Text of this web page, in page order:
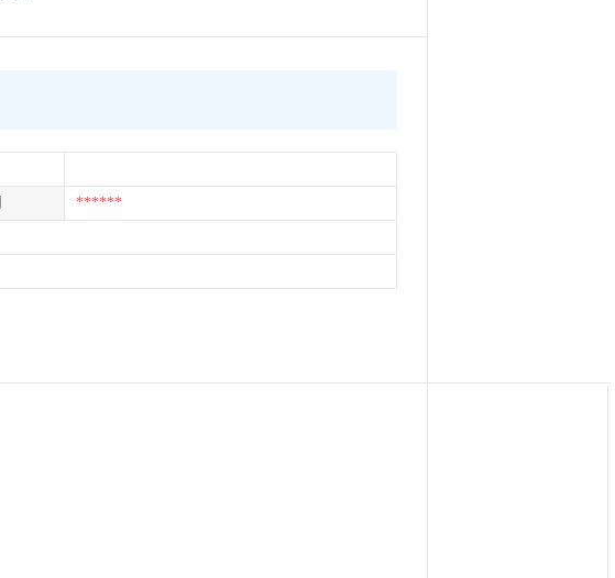
******